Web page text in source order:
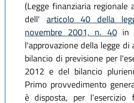
(Legge finanziaria
dell' articolo 40 della
novembre 2001, n. 40in
l'approvazione della legge di
bilancio di previsione per
2012 e del bilancio
Primo provvedimento
è disposta, per l'esercizio